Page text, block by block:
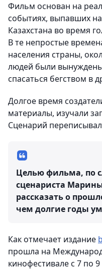
Фильм основан на
событиях, выпавших
Казахстана во время
В те непростые
населения страны,
людей были
спасаться бегством в
Долгое время
материалы, изучали
Сценарий
Целью фильма, по
сценариста
рассказать о
чем долгие годы
Как отмечает издание
прошла на
кинофестивале с 7 по